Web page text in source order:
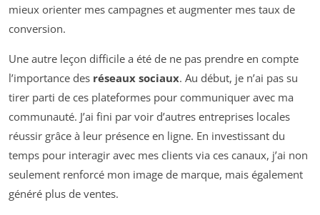
mieux orienter mes campagnes et augmenter mes taux de
conversion.
Une autre leçon difficile a été de ne pas prendre en compte
l’importance des réseaux sociaux. Au début, je n’ai pas su
tirer parti de ces plateformes pour communiquer avec ma
communauté. J’ai fini par voir d’autres entreprises locales
réussir grâce à leur présence en ligne. En investissant du
temps pour interagir avec mes clients via ces canaux, j’ai non
seulement renforcé mon image de marque, mais également
généré plus de ventes.